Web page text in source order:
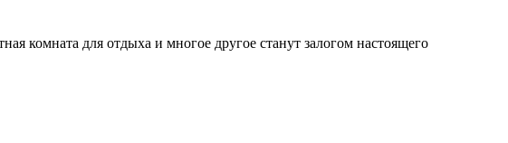
комната для отдыха и многое другое станут залогом настоящего